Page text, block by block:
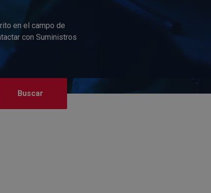
en el campo de
con Suministros